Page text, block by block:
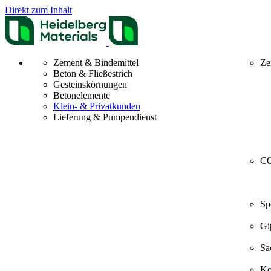
Direkt zum Inhalt
Zement & Bindemittel
Beton & Fließestrich
Gesteinskörnungen
Betonelemente
Klein- & Privatkunden
Lieferung & Pumpendienst